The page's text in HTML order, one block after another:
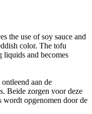
the use of soy sauce and
color. The tofu
liquids and becomes
aan de
Beide zorgen voor deze
wordt opgenomen door de